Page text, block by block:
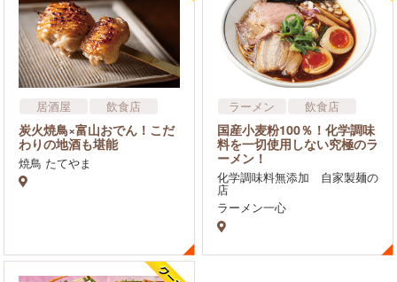
居酒屋 飲食店
炭火焼鳥×富山おでん！こだ
わりの地酒も堪能
焼鳥 たてやま
ラーメン 飲食店
国産小麦粉100％！化学調味
料を一切使用しない究極のラ
ーメン！
化学調味料無添加 自家製麺の
店
ラーメン一心